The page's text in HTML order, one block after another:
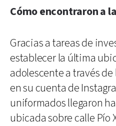
Cómo encontraron a
Gracias a tareas de
establecer la última
adolescente a través
en su cuenta de
uniformados llegaron
ubicada sobre calle Pío